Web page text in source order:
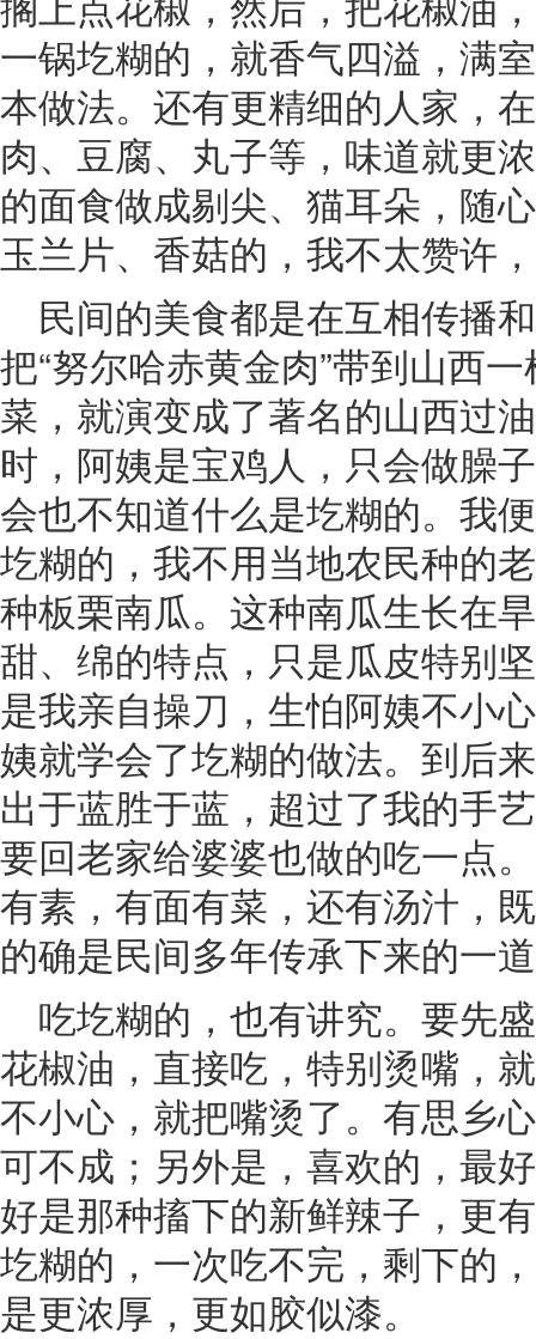
一锅圪糊的，就香气四溢，满
本做法。还有更精细的人家，
肉、豆腐、丸子等，味道就更
的面食做成剔尖、猫耳朵，随
玉兰片、香菇的，我不太赞许
民间的美食都是在互相传播
把“努尔哈赤黄金肉”带到山西
菜，就演变成了著名的山西过
时，阿姨是宝鸡人，只会做臊
会也不知道什么是圪糊的。我
圪糊的，我不用当地农民种的
种板栗南瓜。这种南瓜生长在
甜、绵的特点，只是瓜皮特别
是我亲自操刀，生怕阿姨不小
姨就学会了圪糊的做法。到后
出于蓝胜于蓝，超过了我的手
要回老家给婆婆也做的吃一点
有素，有面有菜，还有汤汁，
的确是民间多年传承下来的一
吃圪糊的，也有讲究。要先
花椒油，直接吃，特别烫嘴，
不小心，就把嘴烫了。有思乡
可不成；另外是，喜欢的，最
好是那种搐下的新鲜辣子，更
圪糊的，一次吃不完，剩下的
是更浓厚，更如胶似漆。